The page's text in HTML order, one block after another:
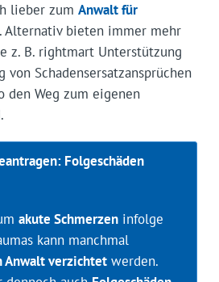
lieber zum Anwalt für
Alternativ bieten immer mehr
z. B. rightmart Unterstützung
von Schadensersatzansprüchen
den Weg zum eigenen
Folgeschäden
akute Schmerzeninfolge
kann manchmal
Anwalt verzichtetwerden.